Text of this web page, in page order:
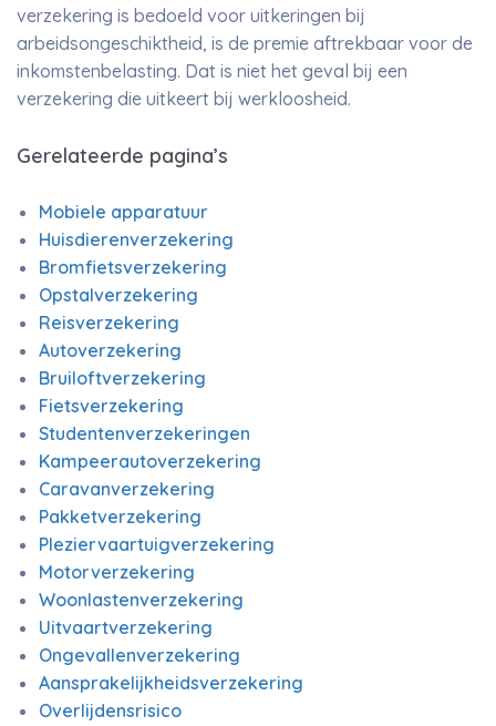
verzekering is bedoeld voor uitkeringen bij
arbeidsongeschiktheid, is de premie aftrekbaar voor de
inkomstenbelasting. Dat is niet het geval bij een
verzekering die uitkeert bij werkloosheid.
Gerelateerde pagina’s
Mobiele apparatuur
Huisdierenverzekering
Bromfietsverzekering
Opstalverzekering
Reisverzekering
Autoverzekering
Bruiloftverzekering
Fietsverzekering
Studentenverzekeringen
Kampeerautoverzekering
Caravanverzekering
Pakketverzekering
Pleziervaartuigverzekering
Motorverzekering
Woonlastenverzekering
Uitvaartverzekering
Ongevallenverzekering
Aansprakelijkheidsverzekering
Overlijdensrisico